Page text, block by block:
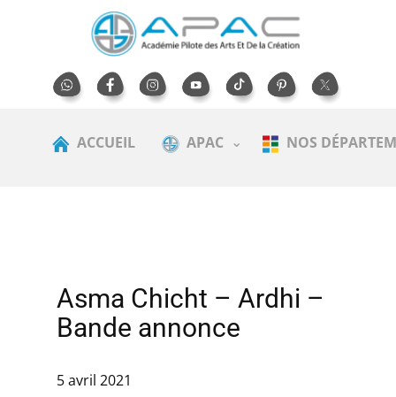
ACCUEIL APAC NOS
Asma Chicht – Ardhi –
Bande annonce
5 avril 2021